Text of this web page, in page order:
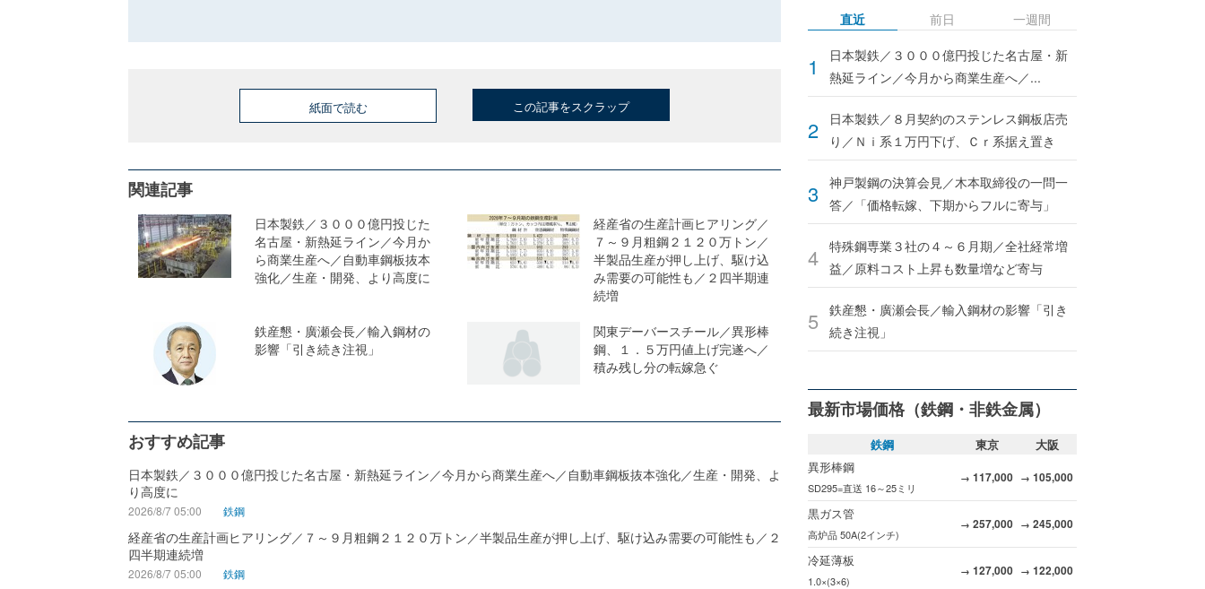
紙面で読む この記事をスクラップ
関連記事
日本製鉄／３０００億円投じた
名古屋・新熱延ライン／今月か
ら商業生産へ／自動車鋼板抜本
強化／生産・開発、より高度に
経産省の生産計画ヒアリング／
７～９月粗鋼２１２０万トン／
半製品生産が押し上げ、駆け込
み需要の可能性も／２四半期連
続増
鉄産懇・廣瀬会長／輸入鋼材の
影響「引き続き注視」
関東デーバースチール／異形棒
鋼、１．５万円値上げ完遂へ／
積み残し分の転嫁急ぐ
おすすめ記事
日本製鉄／３０００億円投じた名古屋・新熱延ライン／今月から商業生産へ／自動車鋼板抜本強化／生産・開発、よ
り高度に
2026/8/7 05:00 鉄鋼
経産省の生産計画ヒアリング／７～９月粗鋼２１２０万トン／半製品生産が押し上げ、駆け込み需要の可能性も／２
四半期連続増
2026/8/7 05:00 鉄鋼
直近
日本製鉄／３０００億円投じた名古屋・新
熱延ライン／今月から商業生産へ／...
日本製鉄／８月契約のステンレス鋼板店売
り／Ｎｉ系１万円下げ、Ｃｒ系据え置き
神戸製鋼の決算会見／木本取締役の一問一
答／「価格転嫁、下期からフルに寄与」
特殊鋼専業３社の４～６月期／全社経常増
益／原料コスト上昇も数量増など寄与
鉄産懇・廣瀬会長／輸入鋼材の影響「引き
続き注視」
前日 一週間
最新市場価格（鉄鋼・非鉄金属）
鉄鋼 東京
大阪
異形棒鋼
SD295=直送 16～25ミリ
→ 117,000 → 105,000
黒ガス管
高炉品 50A(2インチ)
→ 257,000 → 245,000
冷延薄板
1.0×(3×6)
→ 127,000 → 122,000